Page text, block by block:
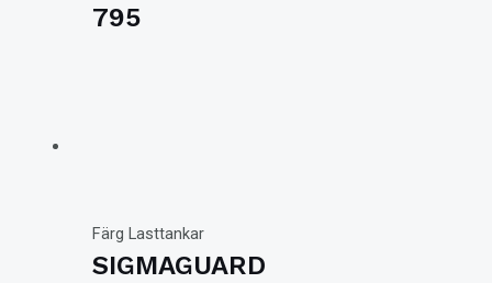
795
Färg Lasttankar
SIGMAGUARD